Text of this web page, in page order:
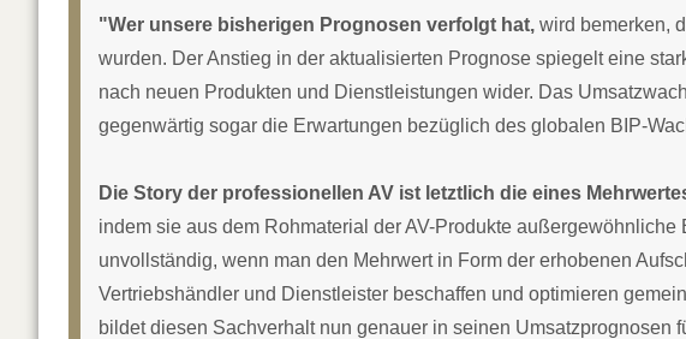
"Wer unsere bisherigen Prognosen verfolgt hat, wird bemerken,
wurden. Der Anstieg in der aktualisierten Prognose spiegelt eine
nach neuen Produkten und Dienstleistungen wider. Das
gegenwärtig sogar die Erwartungen bezüglich des globalen BIP-
Die Story der professionellen AV ist letztlich die eines
indem sie aus dem Rohmaterial der AV-Produkte
unvollständig, wenn man den Mehrwert in Form der erhobenen
Vertriebshändler und Dienstleister beschaffen und optimieren
bildet diesen Sachverhalt nun genauer in seinen Umsatzprognosen